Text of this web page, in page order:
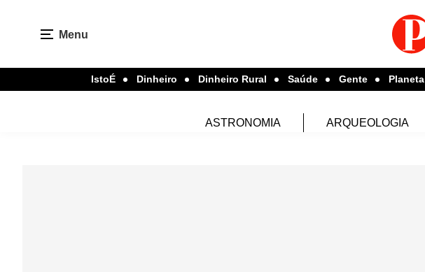
Menu
IstoÉ Dinheiro Dinheiro Rural Saúde Gente Planeta
ASTRONOMIA ARQUEOLOGIA